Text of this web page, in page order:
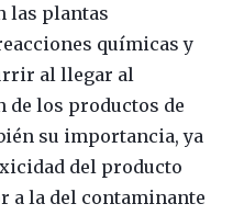
las plantas
químicas y
al llegar al
de los productos de
su importancia, ya
del producto
a la del contaminante